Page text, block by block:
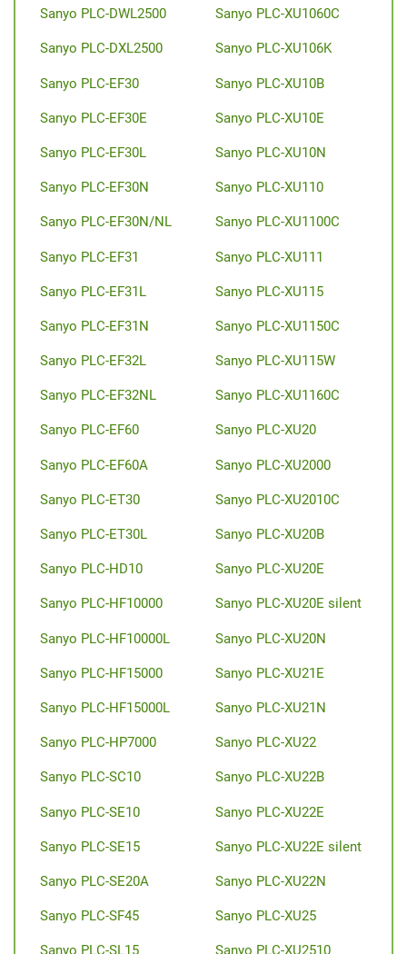
Sanyo PLC-DWL2500
Sanyo PLC-DXL2500
Sanyo PLC-EF30
Sanyo PLC-EF30E
Sanyo PLC-EF30L
Sanyo PLC-EF30N
Sanyo PLC-EF30N/NL
Sanyo PLC-EF31
Sanyo PLC-EF31L
Sanyo PLC-EF31N
Sanyo PLC-EF32L
Sanyo PLC-EF32NL
Sanyo PLC-EF60
Sanyo PLC-EF60A
Sanyo PLC-ET30
Sanyo PLC-ET30L
Sanyo PLC-HD10
Sanyo PLC-HF10000
Sanyo PLC-HF10000L
Sanyo PLC-HF15000
Sanyo PLC-HF15000L
Sanyo PLC-HP7000
Sanyo PLC-SC10
Sanyo PLC-SE10
Sanyo PLC-SE15
Sanyo PLC-SE20A
Sanyo PLC-SF45
Sanyo PLC-SL15
Sanyo PLC-XU1060C
Sanyo PLC-XU106K
Sanyo PLC-XU10B
Sanyo PLC-XU10E
Sanyo PLC-XU10N
Sanyo PLC-XU110
Sanyo PLC-XU1100C
Sanyo PLC-XU111
Sanyo PLC-XU115
Sanyo PLC-XU1150C
Sanyo PLC-XU115W
Sanyo PLC-XU1160C
Sanyo PLC-XU20
Sanyo PLC-XU2000
Sanyo PLC-XU2010C
Sanyo PLC-XU20B
Sanyo PLC-XU20E
Sanyo PLC-XU20E silent
Sanyo PLC-XU20N
Sanyo PLC-XU21E
Sanyo PLC-XU21N
Sanyo PLC-XU22
Sanyo PLC-XU22B
Sanyo PLC-XU22E
Sanyo PLC-XU22E silent
Sanyo PLC-XU22N
Sanyo PLC-XU25
Sanyo PLC-XU2510